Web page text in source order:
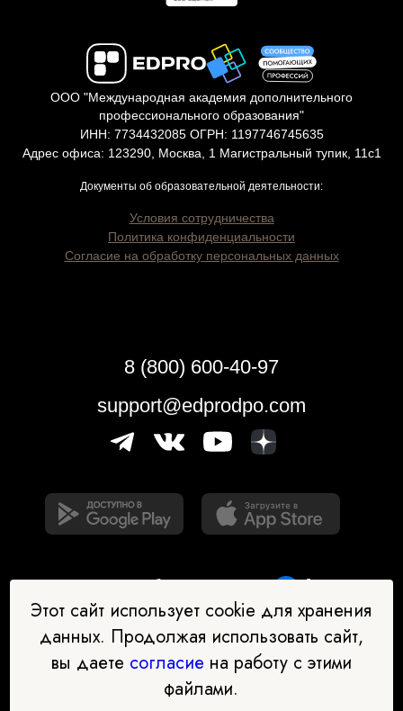
Наш бот-помощник в выборе
ООО "Международная академия дополнительного
профессионального образования"
ИНН: 7734432085 ОГРН: 1197746745635
Адрес офиса: 123290, Москва, 1 Магистральный тупик, 11с1
Документы об образовательной деятельности:
Условия сотрудничества
Политика конфиденциальности
Согласие на обработку персональных данных
8 (800) 600-40-97
support@edprodpo.com
Этот сайт использует cookie для хранения
данных. Продолжая использовать сайт,
вы даете согласие на работу с этими
файлами.